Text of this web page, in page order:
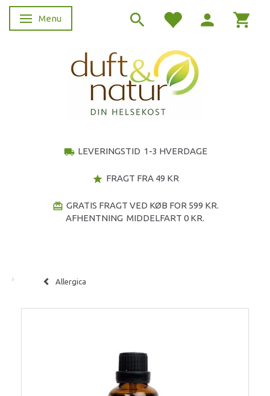
Skifte navigation
Menu
local_shipping LEVERINGSTID 1-3 HVERDAGE
star FRAGT FRA 49 KR
redeem GRATIS FRAGT VED KØB FOR 599 KR.
AFHENTNING MIDDELFART 0 KR.
Allergica